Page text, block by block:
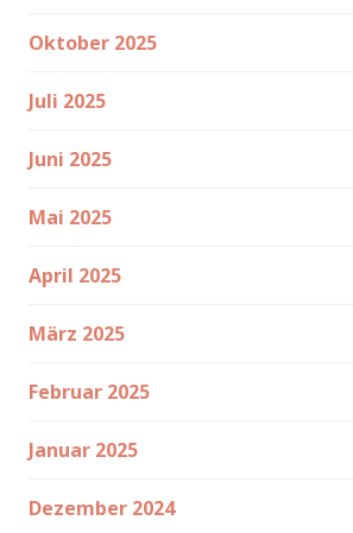
Oktober 2025
Juli 2025
Juni 2025
Mai 2025
April 2025
März 2025
Februar 2025
Januar 2025
Dezember 2024